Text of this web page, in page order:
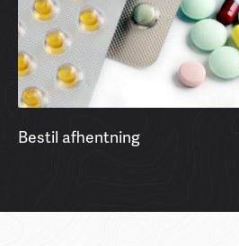
Bestil afhentning